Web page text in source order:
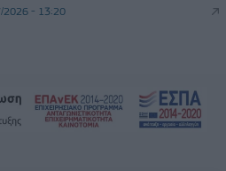
2026 - 13:20